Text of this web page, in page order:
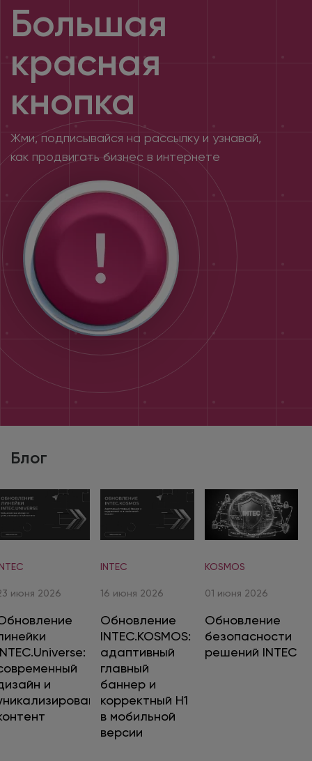
Большая
красная
кнопка
Жми, подписывайся на рассылку и узнавай,
как продвигать бизнес в интернете
Блог
июня 2026
и
INTEC
16 июня 2026
Обновление
INTEC.KOSMOS:
адаптивный
главный
баннер и
корректный H1
в мобильной
версии
KOSMOS
01 июня 2026
Обновление
безопасности
решений INTEC